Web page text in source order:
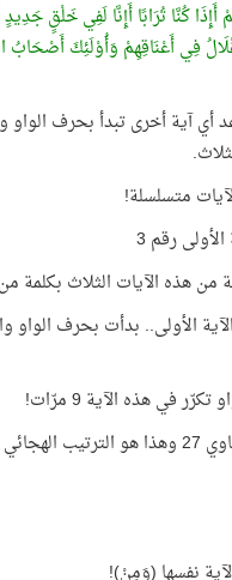
كُنَّا تُرَابًا أَإِنَّا لَفِي خَلْقٍ جَدِيدٍ
فِي أَعْنَاقِهِمْ وَأُوْلَئِكَ أَصْحَابُ
أي آية أخرى تبدأ بحرف
متسلسلة!
رقم 3
الآيات الثلاث بكلمة من 3 أحرف!
الأولى.. بدأت بحرف الواو
في هذه الآية 9 مرّات!